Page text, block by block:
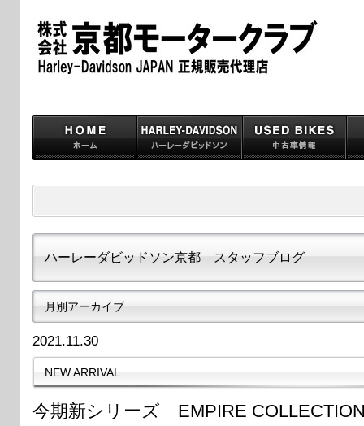
ハーレーダビッドソン京都 スタッフブログ
月別アーカイブ
2021.11.30
NEW ARRIVAL
今期新シリーズ EMPIRE